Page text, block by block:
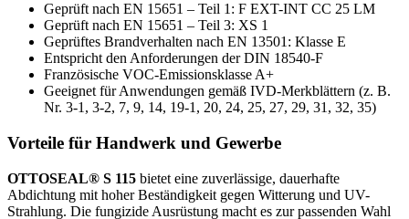
Geprüft nach EN 15651 – Teil 1: F EXT-INT CC 25 LM
Geprüft nach EN 15651 – Teil 3: XS 1
Geprüftes Brandverhalten nach EN 13501: Klasse E
Entspricht den Anforderungen der DIN 18540-F
Französische VOC-Emissionsklasse A+
Geeignet für Anwendungen gemäß IVD-Merkblättern (z. B.
Nr. 3‑1, 3‑2, 7, 9, 14, 19‑1, 20, 24, 25, 27, 29, 31, 32, 35)
Vorteile für Handwerk und Gewerbe
OTTOSEAL® S 115 bietet eine zuverlässige, dauerhafte
Abdichtung mit hoher Beständigkeit gegen Witterung und UV-
Strahlung. Die fungizide Ausrüstung macht es zur passenden Wahl